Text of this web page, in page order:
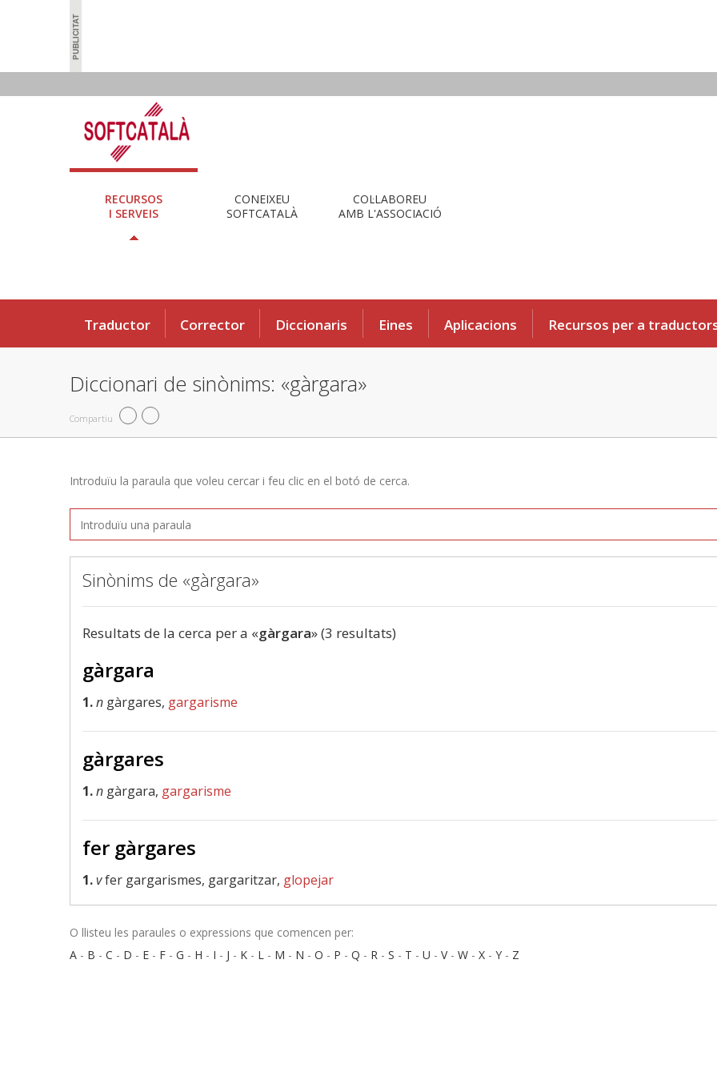
RECURSOS
I SERVEIS
CONEIXEU
SOFTCATALÀ
COL·LABOREU
AMB L'ASSOCIACIÓ
Traductor Corrector Diccionaris Eines Aplicacions Recursos per a
Diccionari de sinònims: «gàrgara»
Compartiu
Introduïu la paraula que voleu cercar i feu clic en el botó de cerca.
Sinònims de «gàrgara»
Resultats de la cerca per a «gàrgara» (3 resultats)
gàrgara
1.n gàrgares, gargarisme
gàrgares
1.n gàrgara, gargarisme
fer gàrgares
1.vfer gargarismes, gargaritzar, glopejar
O llisteu les paraules o expressions que comencen per:
A - B - C - D - E - F - G - H - I - J - K - L - M - N - O - P - Q - R - S - T - U - V- W - X - Y - Z